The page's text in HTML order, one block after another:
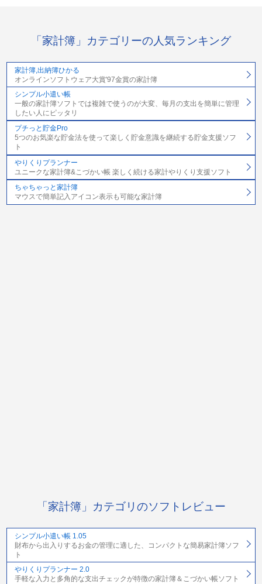
「家計簿」カテゴリーの人気ランキング
家計簿,出納簿ひかる
オンラインソフトウェア大賞'97金賞の家計簿
シンプル小遣い帳
一般の家計簿ソフトでは複雑で使うのが大変、毎月の支出を簡単に管理
したい人にピッタリ
プチっと貯金Pro
5つのお気楽な貯金法を使って楽しく貯金意識を継続する貯金支援ソフ
ト
やりくりプランナー
ユニークな家計簿&こづかい帳 楽しく続ける家計やりくり支援ソフト
ちゃちゃっと家計簿
マウスで簡単記入アイコン表示も可能な家計簿
「家計簿」カテゴリのソフトレビュー
シンプル小遣い帳 1.05
財布から出入りするお金の管理に適した、コンパクトな簡易家計簿ソフ
ト
やりくりプランナー 2.0
手軽な入力と多角的な支出チェックが特徴の家計簿＆こづかい帳ソフト